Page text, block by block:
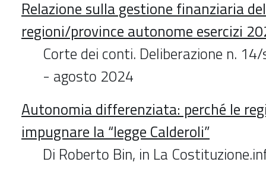
Relazione sulla gestione finanziaria
regioni/province autonome esercizi
Corte dei conti. Deliberazione n.
- agosto 2024
Autonomia differenziata: perché le
impugnare la “legge Calderoli”
Di Roberto Bin, in La